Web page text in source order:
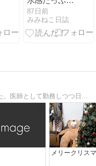
り！かわいい
♡ 手作り炭酸
スクイーズの
87日前
みみねこ日誌
メリークリス